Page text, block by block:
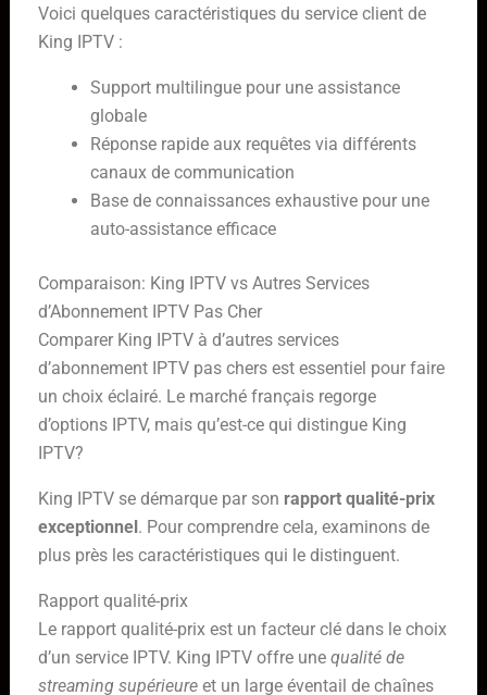
Voici quelques caractéristiques du service client de
King IPTV :
Support multilingue pour une assistance
globale
Réponse rapide aux requêtes via différents
canaux de communication
Base de connaissances exhaustive pour une
auto-assistance efficace
Comparaison: King IPTV vs Autres Services
d’Abonnement IPTV Pas Cher
Comparer King IPTV à d’autres services
d’abonnement IPTV pas chers est essentiel pour faire
un choix éclairé. Le marché français regorge
d’options IPTV, mais qu’est-ce qui distingue King
IPTV?
King IPTV se démarque par son rapport qualité-prix
exceptionnel . Pour comprendre cela, examinons de
plus près les caractéristiques qui le distinguent.
Rapport qualité-prix
Le rapport qualité-prix est un facteur clé dans le choix
d’un service IPTV. King IPTV offre une qualité de
streaming supérieureet un large éventail de chaînes